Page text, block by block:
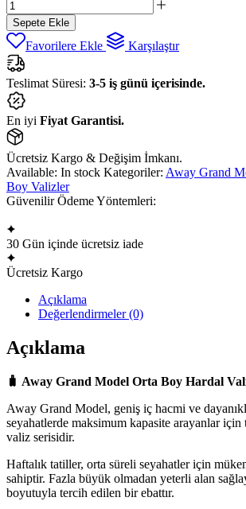
Sepete Ekle
Favorilere Ekle Karşılaştır
Teslimat Süresi: 3-5 iş günü içerisinde.
En iyi Fiyat Garantisi.
Ücretsiz Kargo & Değişim İmkanı.
Available: In stock Kategoriler: Away Grand
Boy Valizler
Güvenilir Ödeme Yöntemleri:
30 Gün içinde ücretsiz iade
Ücretsiz Kargo
Açıklama
Değerlendirmeler (0)
Açıklama
🧳 Away Grand Model Orta Boy Hardal
Away Grand Model, geniş iç hacmi ve
seyahatlerde maksimum kapasite arayanlar için
valiz serisidir.
Haftalık tatiller, orta süreli seyahatler için
sahiptir. Fazla büyük olmadan yeterli alan
boyutuyla tercih edilen bir ebattır.